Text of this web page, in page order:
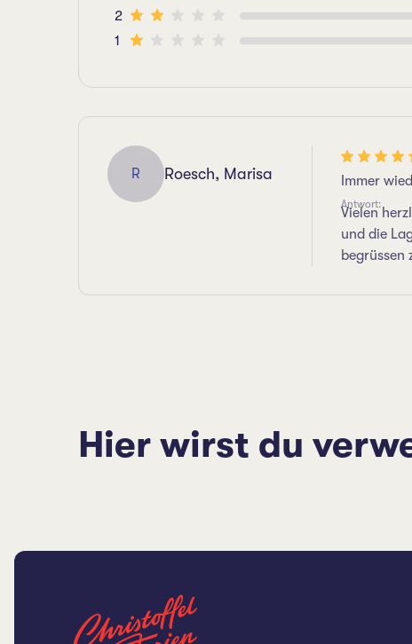
2
1
R Roesch, Marisa Immer
Antwort:
Vielen
und die
begrüssen
Hier wirst du